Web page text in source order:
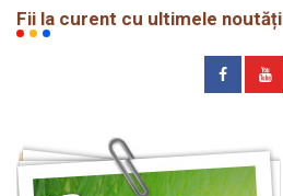
Fii la curent cu ultimele noutăți